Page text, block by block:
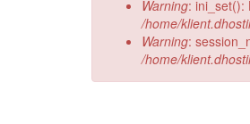
Warning: ini_set():
/home/
Warning:
/home/